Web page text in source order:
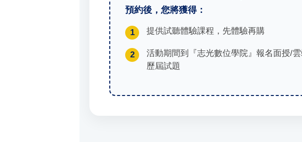
預約後，您將獲得：
1 提供試聽體驗課程，先體驗再購
2
活動期間到『志光數位學院』報名面授/
歷屆試題